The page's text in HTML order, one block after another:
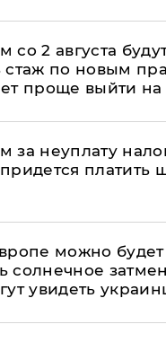
со 2 августа
стаж по новым
проще выйти
за неуплату
платить
можно будет
солнечное
увидеть